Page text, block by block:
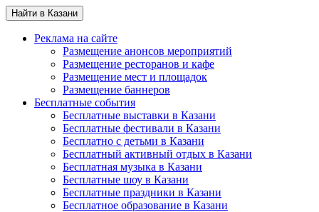
Найти в Казани
Реклама на сайте
Размещение анонсов мероприятий
Размещение ресторанов и кафе
Размещение мест и площадок
Размещение баннеров
Бесплатные события
Бесплатные выставки в Казани
Бесплатные фестивали в Казани
Бесплатно с детьми в Казани
Бесплатный активный отдых в Казани
Бесплатная музыка в Казани
Бесплатные шоу в Казани
Бесплатные праздники в Казани
Бесплатное образование в Казани